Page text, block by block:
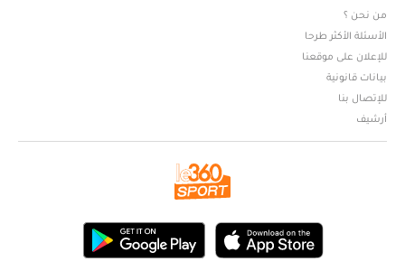
من نحن ؟
الأسئلة الأكثر طرحا
للإعلان على موقعنا
بيانات قانونية
للإتصال بنا
أرشيف